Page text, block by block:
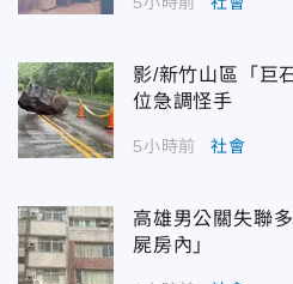
影/新竹山區「巨
位急調怪手
5小時前 社會
高雄男公關失聯
屍房內」